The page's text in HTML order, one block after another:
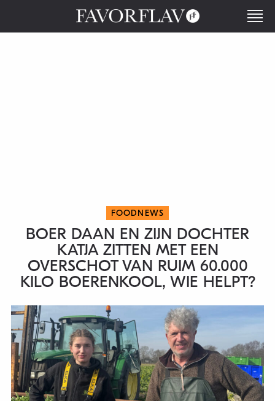
FOODNEWS
BOER DAAN EN ZIJN DOCHTER
KATJA ZITTEN MET EEN
OVERSCHOT VAN RUIM 60.000
KILO BOERENKOOL, WIE HELPT?